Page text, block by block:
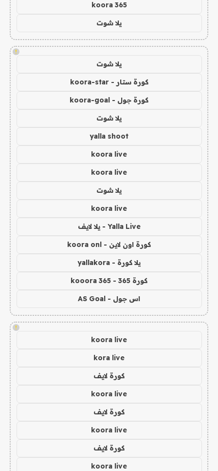
koora 365
يلا شوت
!
يلا شوت
كورة ستار - koora-star
كورة جول - koora-goal
يلا شوت
yalla shoot
koora live
koora live
يلا شوت
koora live
Yalla Live - يلا لايف
كورة اون لاين - koora onl
يلا كورة - yallakora
كورة 365 - kooora 365
اس جول - AS Goal
!
koora live
kora live
كورة لايف
koora live
كورة لايف
koora live
كورة لايف
koora live